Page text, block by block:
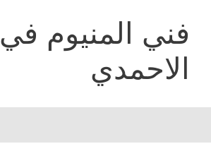
فني المنيوم في
الاحمدي